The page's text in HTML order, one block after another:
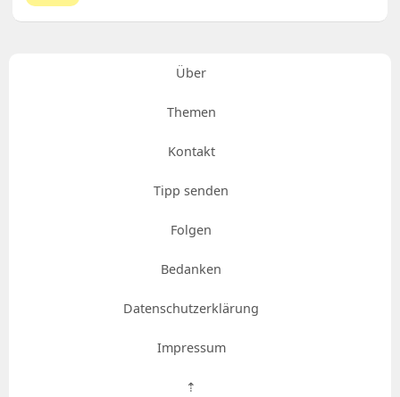
Über
Themen
Kontakt
Tipp senden
Folgen
Bedanken
Datenschutzerklärung
Impressum
⇡